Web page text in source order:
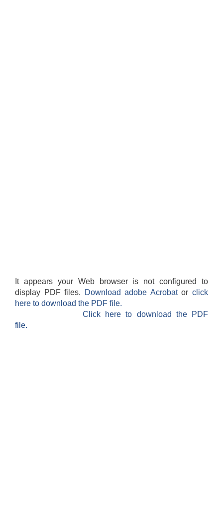
It appears your Web browser is not configured to
display PDF files.
Download adobe Acrobatorclick
here to download the PDF file.
Click here to download the PDF
file.